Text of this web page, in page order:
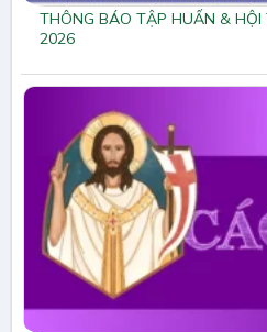
THÔNG BÁO TẬP HUẤN & HỘI
2026